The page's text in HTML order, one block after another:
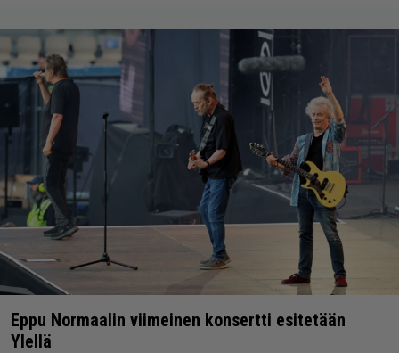
Eppu Normaalin viimeinen konsertti esitetään
Ylellä